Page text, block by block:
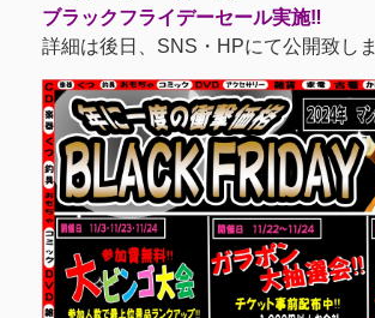
ブラックフライデーセール実施‼
詳細は後日、SNS・HPにて公開致し